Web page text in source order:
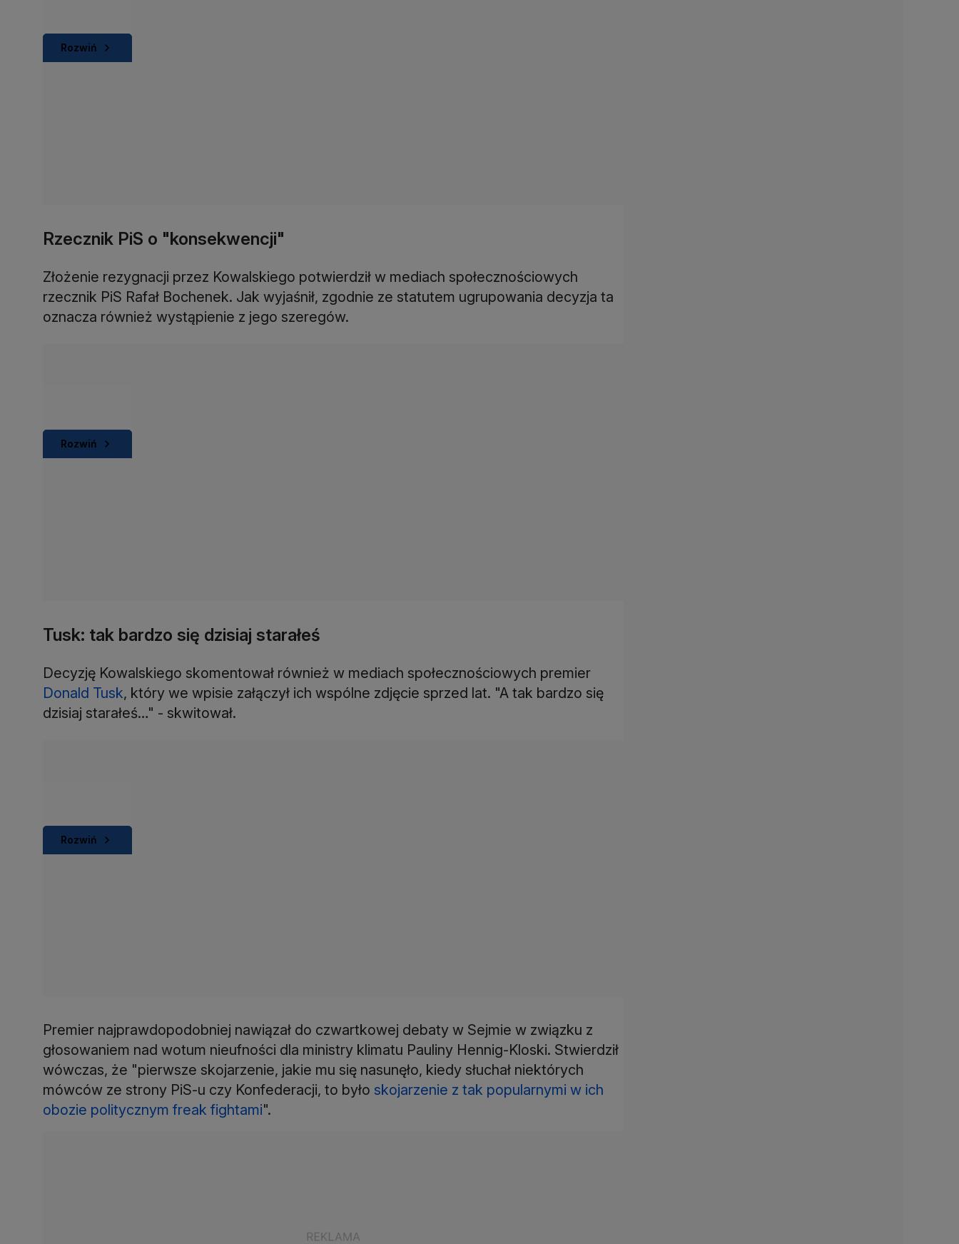
Rozwiń
Rzecznik PiS o "konsekwencji"
Złożenie rezygnacji przez Kowalskiego potwierdził w mediach społecznościowych
rzecznik PiS Rafał Bochenek. Jak wyjaśnił, zgodnie ze statutem ugrupowania decyzja ta
oznacza również wystąpienie z jego szeregów.
Rozwiń
Tusk: tak bardzo się dzisiaj starałeś
Decyzję Kowalskiego skomentował również w mediach społecznościowych premier
Donald Tusk, który we wpisie załączył ich wspólne zdjęcie sprzed lat. "A tak bardzo się
dzisiaj starałeś…" - skwitował.
Rozwiń
Premier najprawdopodobniej nawiązał do czwartkowej debaty w Sejmie w związku z
głosowaniem nad wotum nieufności dla ministry klimatu Pauliny Hennig-Kloski. Stwierdził
wówczas, że "pierwsze skojarzenie, jakie mu się nasunęło, kiedy słuchał niektórych
mówców ze strony PiS-u czy Konfederacji, to było skojarzenie z tak popularnymi w ich
obozie politycznym freak fightami".